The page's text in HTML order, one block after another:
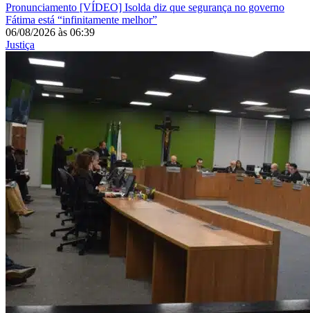
Pronunciamento [VÍDEO] Isolda diz que segurança no governo
Fátima está “infinitamente melhor”
06/08/2026 às 06:39
Justiça